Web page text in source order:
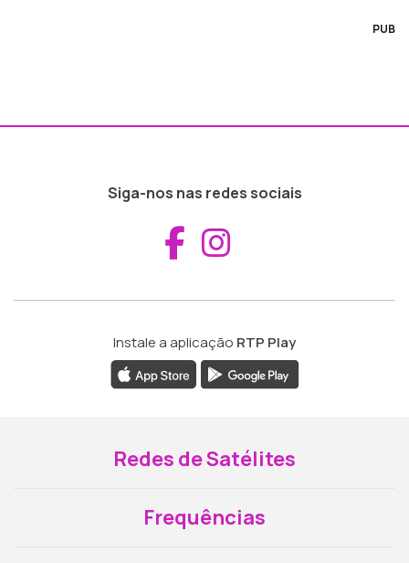
PUB
Siga-nos nas redes sociais
Aceder ao
Instale a aplicação RTP Play
Redes de Satélites
Frequências